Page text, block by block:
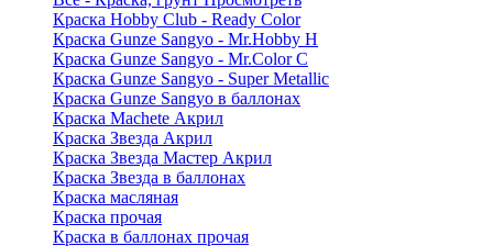
Краска Hobby Club - Ready Color
Краска Gunze Sangyo - Mr.Hobby H
Краска Gunze Sangyo - Mr.Color C
Краска Gunze Sangyo - Super Metallic
Краска Gunze Sangyo в баллонах
Краска Machete Акрил
Краска Звезда Акрил
Краска Звезда Мастер Акрил
Краска Звезда в баллонах
Краска масляная
Краска прочая
Краска в баллонах прочая